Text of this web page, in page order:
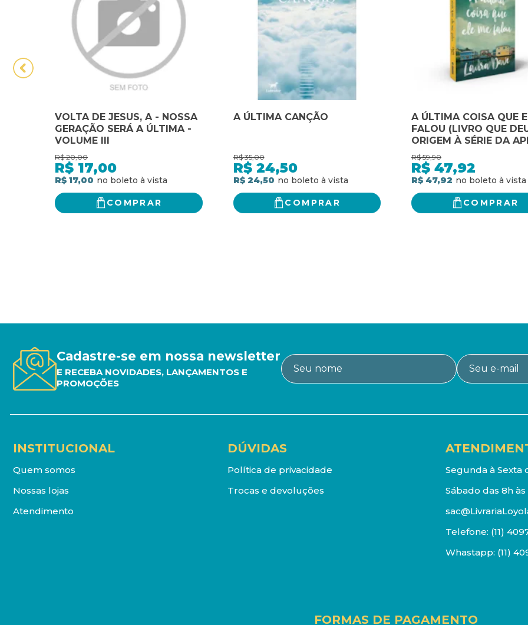
VOLTA DE JESUS, A - NOSSA
GERAÇÃO SERÁ A ÚLTIMA -
VOLUME III
R$ 20,00
R$ 17,00
R$ 17,00
COMPRAR
A ÚLTIMA CANÇÃO
R$ 35,00
R$ 24,50
R$ 24,50
COMPRAR
A ÚLTIMA COISA QUE
FALOU (LIVRO QUE
ORIGEM À SÉRIE DA
TV)
R$ 59,90
R$ 47,92
R$ 47,92
COMPRAR
Cadastre-se em nossa newsletter
E RECEBA NOVIDADES, LANÇAMENTOS E
PROMOÇÕES
INSTITUCIONAL
Quem somos
Nossas lojas
Atendimento
DÚVIDAS
Política de privacidade
Trocas e devoluções
Segunda à Sexta
Sábado das 8h às
Telefone: (11)
Whastapp: (11)
FORMAS DE PAGAMENTO